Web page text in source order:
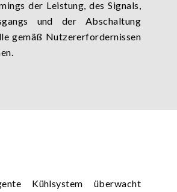
der Leistung, des Signals,
und der Abschaltung
gemäß Nutzererfordernissen
Kühlsystem überwacht